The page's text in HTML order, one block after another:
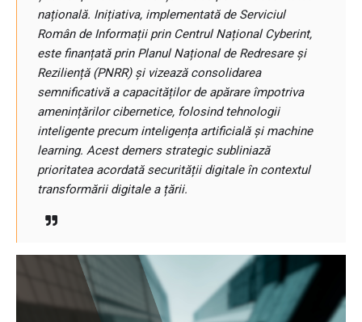
națională. Inițiativa, implementată de Serviciul
Român de Informații prin Centrul Național Cyberint,
este finanțată prin Planul Național de Redresare și
Reziliență (PNRR) și vizează consolidarea
semnificativă a capacităților de apărare împotriva
amenințărilor cibernetice, folosind tehnologii
inteligente precum inteligența artificială și machine
learning. Acest demers strategic subliniază
prioritatea acordată securității digitale în contextul
transformării digitale a țării.